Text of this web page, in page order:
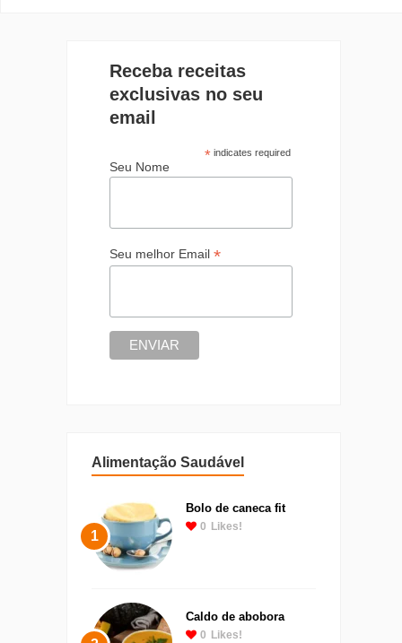
Receba receitas
exclusivas no seu
email
*indicates required
Seu Nome
Seu melhor Email *
Alimentação Saudável
1
Bolo de caneca fit
0 Likes!
Caldo de abobora
0 Likes!